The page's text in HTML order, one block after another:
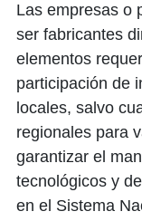
Las empresas o
ser fabricantes
elementos
participación de
locales, salvo
regionales para
garantizar el
tecnológicos y
en el Sistema